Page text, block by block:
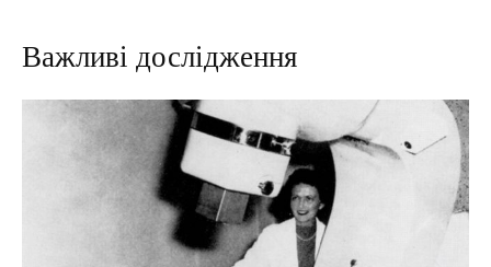
Важливі дослідження